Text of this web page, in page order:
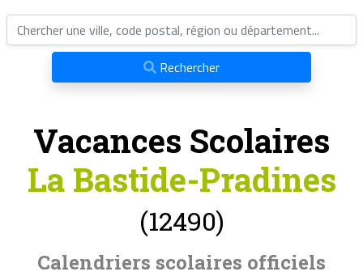
Rechercher
Vacances Scolaires
La Bastide-Pradines
(12490)
Calendriers scolaires officiels